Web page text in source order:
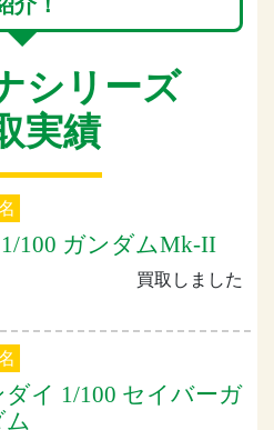
シリーズ
実績
100 ガンダムMk-II
買取しました
ダイ 1/100 セイバーガ
ム